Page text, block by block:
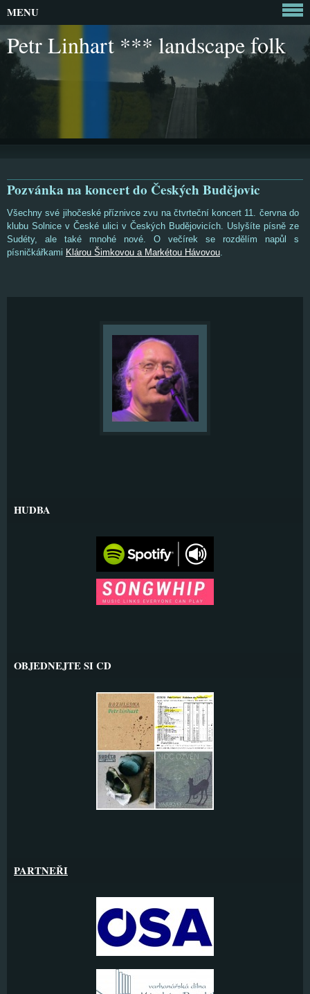
Petr Linhart *** landscape folk
Pozvánka na koncert do Českých Budějovic
Všechny své jihočeské příznivce zvu na čtvrteční koncert 11. června do
klubu Solnice v České ulici v Českých Budějovicích. Uslyšíte písně ze
Sudéty, ale také mnohé nové. O večírek se rozdělím napůl s
písničkářkami Klárou Šimkovou a Markétou Hávovou.
MENU
HUDBA
OBJEDNEJTE SI CD
PARTNEŘI